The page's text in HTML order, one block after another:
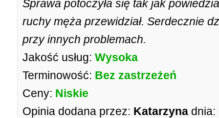
Sprawa potoczyła się tak jak
ruchy męża przewidział. Serdecznie
przy innych problemach.
Jakość usług: Wysoka
Terminowość: Bez zastrzeżeń
Ceny: Niskie
Opinia dodana przez: Katarzyna dnia: